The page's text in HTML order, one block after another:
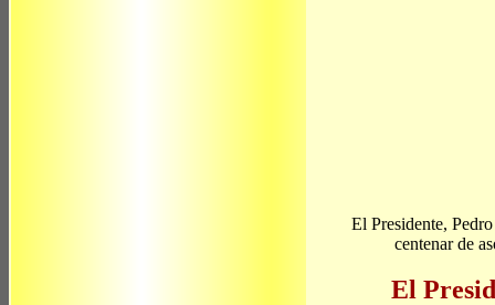
El Presidente,
centenar de
El